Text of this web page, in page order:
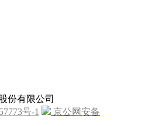
份有限公司
号-1
京公网安备